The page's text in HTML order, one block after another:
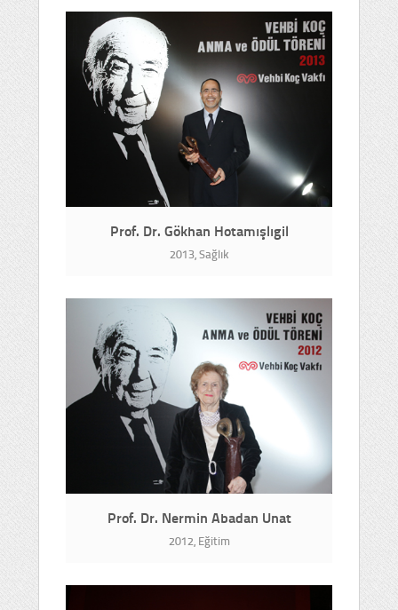
Prof. Dr. Gökhan Hotamışlıgil
2013, Sağlık
Prof. Dr. Nermin Abadan Unat
2012, Eğitim